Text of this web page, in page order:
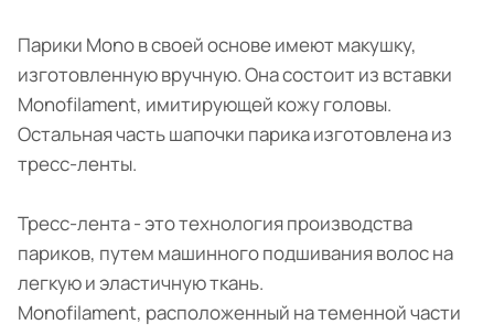
Парики Mono в своей основе имеют макушку,
изготовленную вручную. Она состоит из вставки
Monofilament, имитирующей кожу головы.
Остальная часть шапочки парика изготовлена из
тресс-ленты.
Тресс-лента - это технология производства
париков, путем машинного подшивания волос на
легкую и эластичную ткань.
Monofilament, расположенный на теменной части